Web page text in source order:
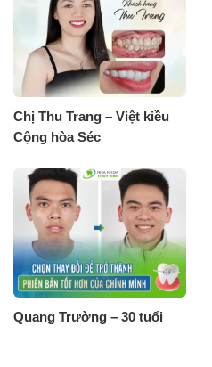
Chị Thu Trang – Việt kiều
Cộng hòa Séc
Quang Trường – 30 tuổi